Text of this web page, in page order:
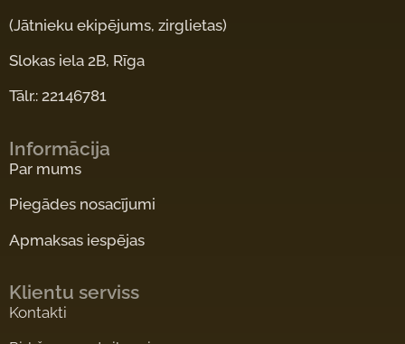
(Jātnieku ekipējums, zirglietas)
Slokas iela 2B, Rīga
Tālr.: 22146781
Informācija
Par mums
Piegādes nosacījumi
Apmaksas iespējas
Klientu serviss
Kontakti